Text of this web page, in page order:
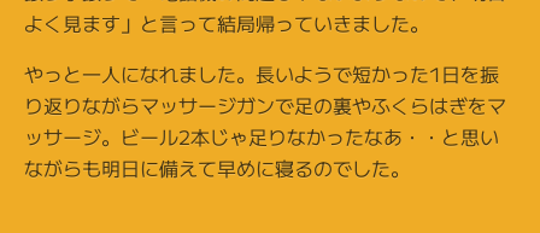
よく見ます」と言って結局帰っていきました。
やっと一人になれました。長いようで短かった1日を振
り返りながらマッサージガンで足の裏やふくらはぎをマ
ッサージ。ビール2本じゃ足りなかったなあ・・と思い
ながらも明日に備えて早めに寝るのでした。